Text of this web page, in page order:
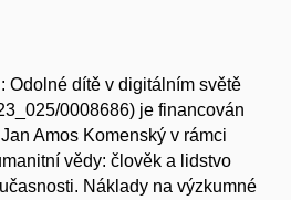
Odolné dítě v digitálním světě
0008686) je financován
Amos Komenský v rámci
vědy: člověk a lidstvo
Náklady na výzkumné